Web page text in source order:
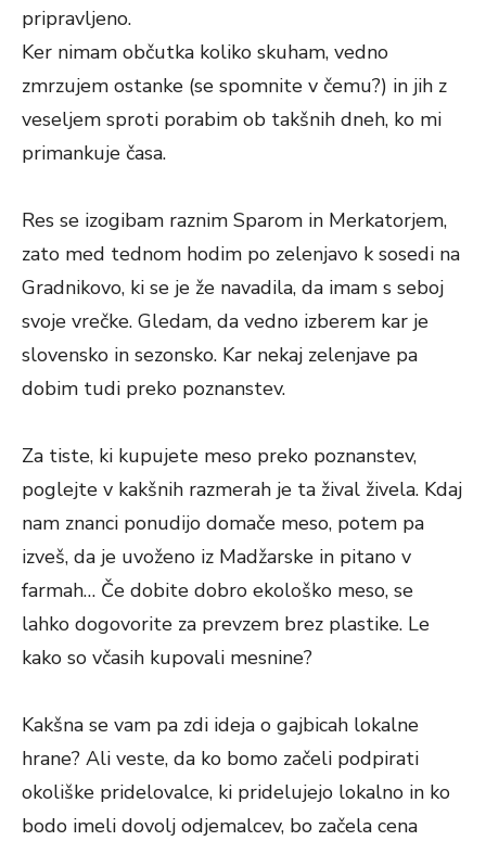
pripravljeno.
Ker nimam občutka koliko skuham, vedno
zmrzujem ostanke (se spomnite v čemu?) in jih z
veseljem sproti porabim ob takšnih dneh, ko mi
primankuje časa.
Res se izogibam raznim Sparom in Merkatorjem,
zato med tednom hodim po zelenjavo k sosedi na
Gradnikovo, ki se je že navadila, da imam s seboj
svoje vrečke. Gledam, da vedno izberem kar je
slovensko in sezonsko. Kar nekaj zelenjave pa
dobim tudi preko poznanstev.
Za tiste, ki kupujete meso preko poznanstev,
poglejte v kakšnih razmerah je ta žival živela. Kdaj
nam znanci ponudijo domače meso, potem pa
izveš, da je uvoženo iz Madžarske in pitano v
farmah… Če dobite dobro ekološko meso, se
lahko dogovorite za prevzem brez plastike. Le
kako so včasih kupovali mesnine?
Kakšna se vam pa zdi ideja o gajbicah lokalne
hrane? Ali veste, da ko bomo začeli podpirati
okoliške pridelovalce, ki pridelujejo lokalno in ko
bodo imeli dovolj odjemalcev, bo začela cena